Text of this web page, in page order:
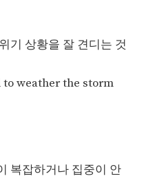
기 상황을 잘 견디는 것
to weather the storm
복잡하거나 집중이 안